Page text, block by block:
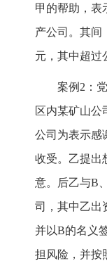
甲的帮助，表
产公司。其间
元，其中超过
案例2：
区内某矿山公
公司为表示感
收受。乙提出
意。后乙与B
司，其中乙出
并以B的名义
担风险，并按